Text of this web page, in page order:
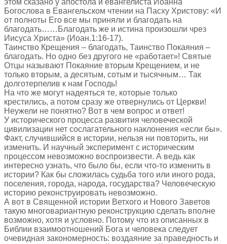
Богослова в Евангельском чтении на Пасху Христову: «И
от полноты Его все мы приняли и благодать на
благодать……Благодать же и истина произошли чрез
Иисуса Христа» (Иоан.1:16-17).
Таинство Крещения – благодать, Таинство Покаяния –
благодать. Но одно без другого не «работает»! Святые
Отцы называют Покаяние вторым Крещением, и не
только вторым, а десятым, сотым и тысячным… Так
долготерпелив к нам Господь!
На что же могут надеяться те, которые только
крестились, а потом сразу же отвернулись от Церкви!
Неужели не понятно? Вот в чем вопрос и ответ!
У исторического процесса развития человеческой
цивилизации нет сослагательного наклонения «если бы».
Факт, случившийся в истории, нельзя ни повторить, ни
изменить. И научный эксперимент с историческим
процессом невозможно воспроизвести. А ведь как
интересно узнать, что было бы, если что-то изменить в
истории? Как бы сложилась судьба того или иного рода,
поселения, города, народа, государства? Человеческую
историю реконструировать невозможно.
А вот в Священной истории Ветхого и Нового Заветов
такую многовариантную реконструкцию сделать вполне
возможно, хотя и условно. Потому что из описанных в
Библии взаимоотношений Бога и человека следует
очевидная закономерность: воздаяние за праведность и